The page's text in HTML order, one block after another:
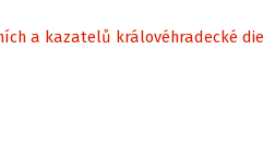
a kazatelů královéhradecké